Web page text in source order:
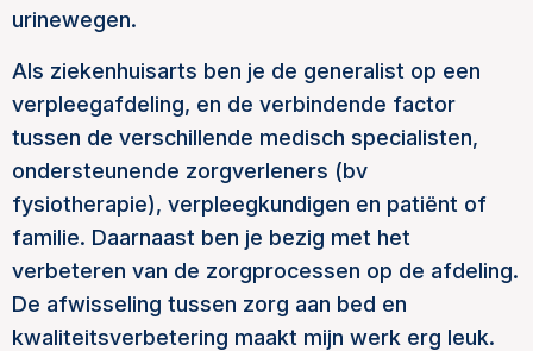
urinewegen.
Als ziekenhuisarts ben je de generalist op een
verpleegafdeling, en de verbindende factor
tussen de verschillende medisch specialisten,
ondersteunende zorgverleners (bv
fysiotherapie), verpleegkundigen en patiënt of
familie. Daarnaast ben je bezig met het
verbeteren van de zorgprocessen op de afdeling.
De afwisseling tussen zorg aan bed en
kwaliteitsverbetering maakt mijn werk erg leuk.